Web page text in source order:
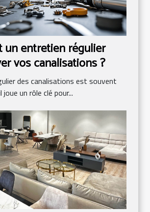
un entretien régulier
vos canalisations ?
des canalisations est souvent
un rôle clé pour...